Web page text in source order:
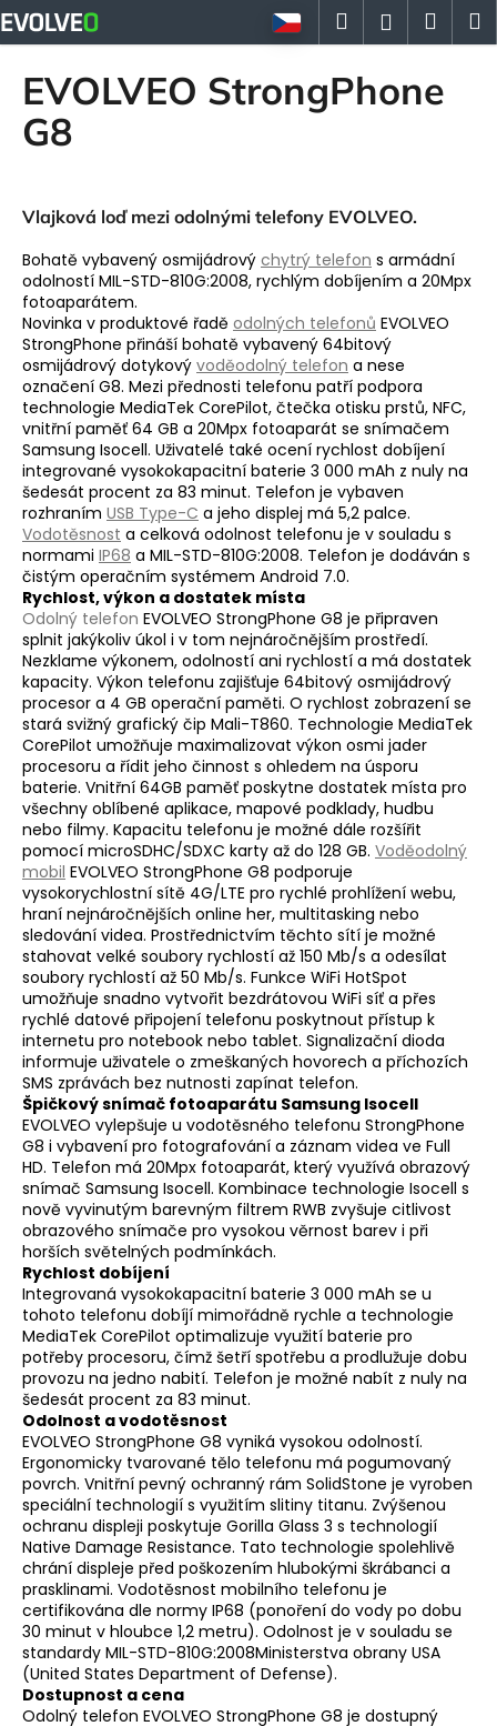
Přejít
na
obsah
Hledat
EVOLVEO StrongPhone
G8
Vlajková loď mezi odolnými telefony EVOLVEO.
Bohatě vybavený osmijádrový chytrý telefon s armádní
odolností MIL-STD-810G:2008, rychlým dobíjením a 20Mpx
fotoaparátem.
Novinka v produktové řadě odolných telefonů EVOLVEO
StrongPhone přináší bohatě vybavený 64bitový
osmijádrový dotykový voděodolný telefon a nese
označení G8. Mezi přednosti telefonu patří podpora
technologie MediaTek CorePilot, čtečka otisku prstů, NFC,
vnitřní paměť 64 GB a 20Mpx fotoaparát se snímačem
Samsung Isocell. Uživatelé také ocení rychlost dobíjení
integrované vysokokapacitní baterie 3 000 mAh z nuly na
šedesát procent za 83 minut. Telefon je vybaven
rozhraním USB Type-C a jeho displej má 5,2 palce.
Vodotěsnost a celková odolnost telefonu je v souladu s
normami IP68 a MIL-STD-810G:2008. Telefon je dodáván s
čistým operačním systémem Android 7.0.
Rychlost, výkon a dostatek místa
Odolný telefon EVOLVEO StrongPhone G8 je připraven
splnit jakýkoliv úkol i v tom nejnáročnějším prostředí.
Nezklame výkonem, odolností ani rychlostí a má dostatek
kapacity. Výkon telefonu zajišťuje 64bitový osmijádrový
procesor a 4 GB operační paměti. O rychlost zobrazení se
stará svižný grafický čip Mali-T860. Technologie MediaTek
CorePilot umožňuje maximalizovat výkon osmi jader
procesoru a řídit jeho činnost s ohledem na úsporu
baterie. Vnitřní 64GB paměť poskytne dostatek místa pro
všechny oblíbené aplikace, mapové podklady, hudbu
nebo filmy. Kapacitu telefonu je možné dále rozšířit
pomocí microSDHC/SDXC karty až do 128 GB. Voděodolný
mobil EVOLVEO StrongPhone G8 podporuje
vysokorychlostní sítě 4G/LTE pro rychlé prohlížení webu,
hraní nejnáročnějších online her, multitasking nebo
sledování videa. Prostřednictvím těchto sítí je možné
stahovat velké soubory rychlostí až 150 Mb/s a odesílat
soubory rychlostí až 50 Mb/s. Funkce WiFi HotSpot
umožňuje snadno vytvořit bezdrátovou WiFi síť a přes
rychlé datové připojení telefonu poskytnout přístup k
internetu pro notebook nebo tablet. Signalizační dioda
informuje uživatele o zmeškaných hovorech a příchozích
SMS zprávách bez nutnosti zapínat telefon.
Špičkový snímač fotoaparátu Samsung Isocell
EVOLVEO vylepšuje u vodotěsného telefonu StrongPhone
G8 i vybavení pro fotografování a záznam videa ve Full
HD. Telefon má 20Mpx fotoaparát, který využívá obrazový
snímač Samsung Isocell. Kombinace technologie Isocell s
nově vyvinutým barevným filtrem RWB zvyšuje citlivost
obrazového snímače pro vysokou věrnost barev i při
horších světelných podmínkách.
Rychlost dobíjení
Integrovaná vysokokapacitní baterie 3 000 mAh se u
tohoto telefonu dobíjí mimořádně rychle a technologie
MediaTek CorePilot optimalizuje využití baterie pro
potřeby procesoru, čímž šetří spotřebu a prodlužuje dobu
provozu na jedno nabití. Telefon je možné nabít z nuly na
šedesát procent za 83 minut.
Odolnost a vodotěsnost
EVOLVEO StrongPhone G8 vyniká vysokou odolností.
Ergonomicky tvarované tělo telefonu má pogumovaný
povrch. Vnitřní pevný ochranný rám SolidStone je vyroben
speciální technologií s využitím slitiny titanu. Zvýšenou
ochranu displeji poskytuje Gorilla Glass 3 s technologií
Native Damage Resistance. Tato technologie spolehlivě
chrání displeje před poškozením hlubokými škrábanci a
prasklinami. Vodotěsnost mobilního telefonu je
certifikována dle normy IP68 (ponoření do vody po dobu
30 minut v hloubce 1,2 metru). Odolnost je v souladu se
standardy MIL-STD-810G:2008Ministerstva obrany USA
(United States Department of Defense).
Dostupnost a cena
Odolný telefon EVOLVEO StrongPhone G8 je dostupný
K
o
C
o
o
ř
e
b
u
j
e
t
e
n
a
j
í
t
?
HLEDAT